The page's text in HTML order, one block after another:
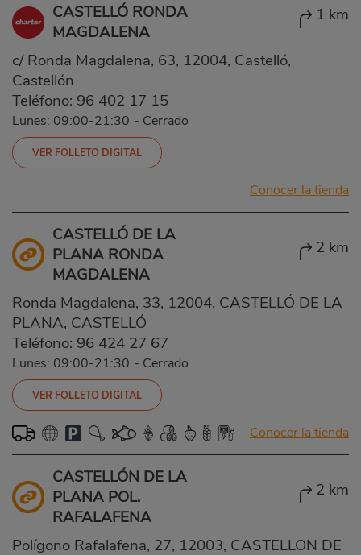
CASTELLÓ RONDA
MAGDALENA
1 km
c/ Ronda Magdalena, 63, 12004, Castelló,
Castellón
Teléfono: 96 402 17 15
Lunes: 09:00-21:30 - Cerrado
VER FOLLETO DIGITAL
Conocer la tienda
CASTELLÓ DE LA
PLANA RONDA
MAGDALENA
2 km
Ronda Magdalena, 33, 12004, CASTELLÓ DE LA
PLANA, CASTELLÓ
Teléfono: 96 424 27 67
Lunes: 09:00-21:30 - Cerrado
VER FOLLETO DIGITAL
Conocer la tienda
CASTELLÓN DE LA
PLANA POL.
RAFALAFENA
2 km
Polígono Rafalafena, 27, 12003, CASTELLON DE